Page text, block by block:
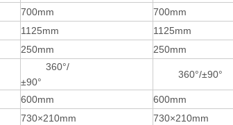
700mm
700mm
1125mm
1125mm
250mm 250mm
360°/
±90°
360°/±90°
600mm
600mm
730×210mm
730×210mm